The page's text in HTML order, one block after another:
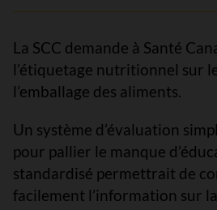
La SCC demande à Santé
l’étiquetage nutritionnel sur
l’emballage des aliments.
Un système d’évaluation
pour pallier le manque
standardisé permettrait de
facilement l’information sur